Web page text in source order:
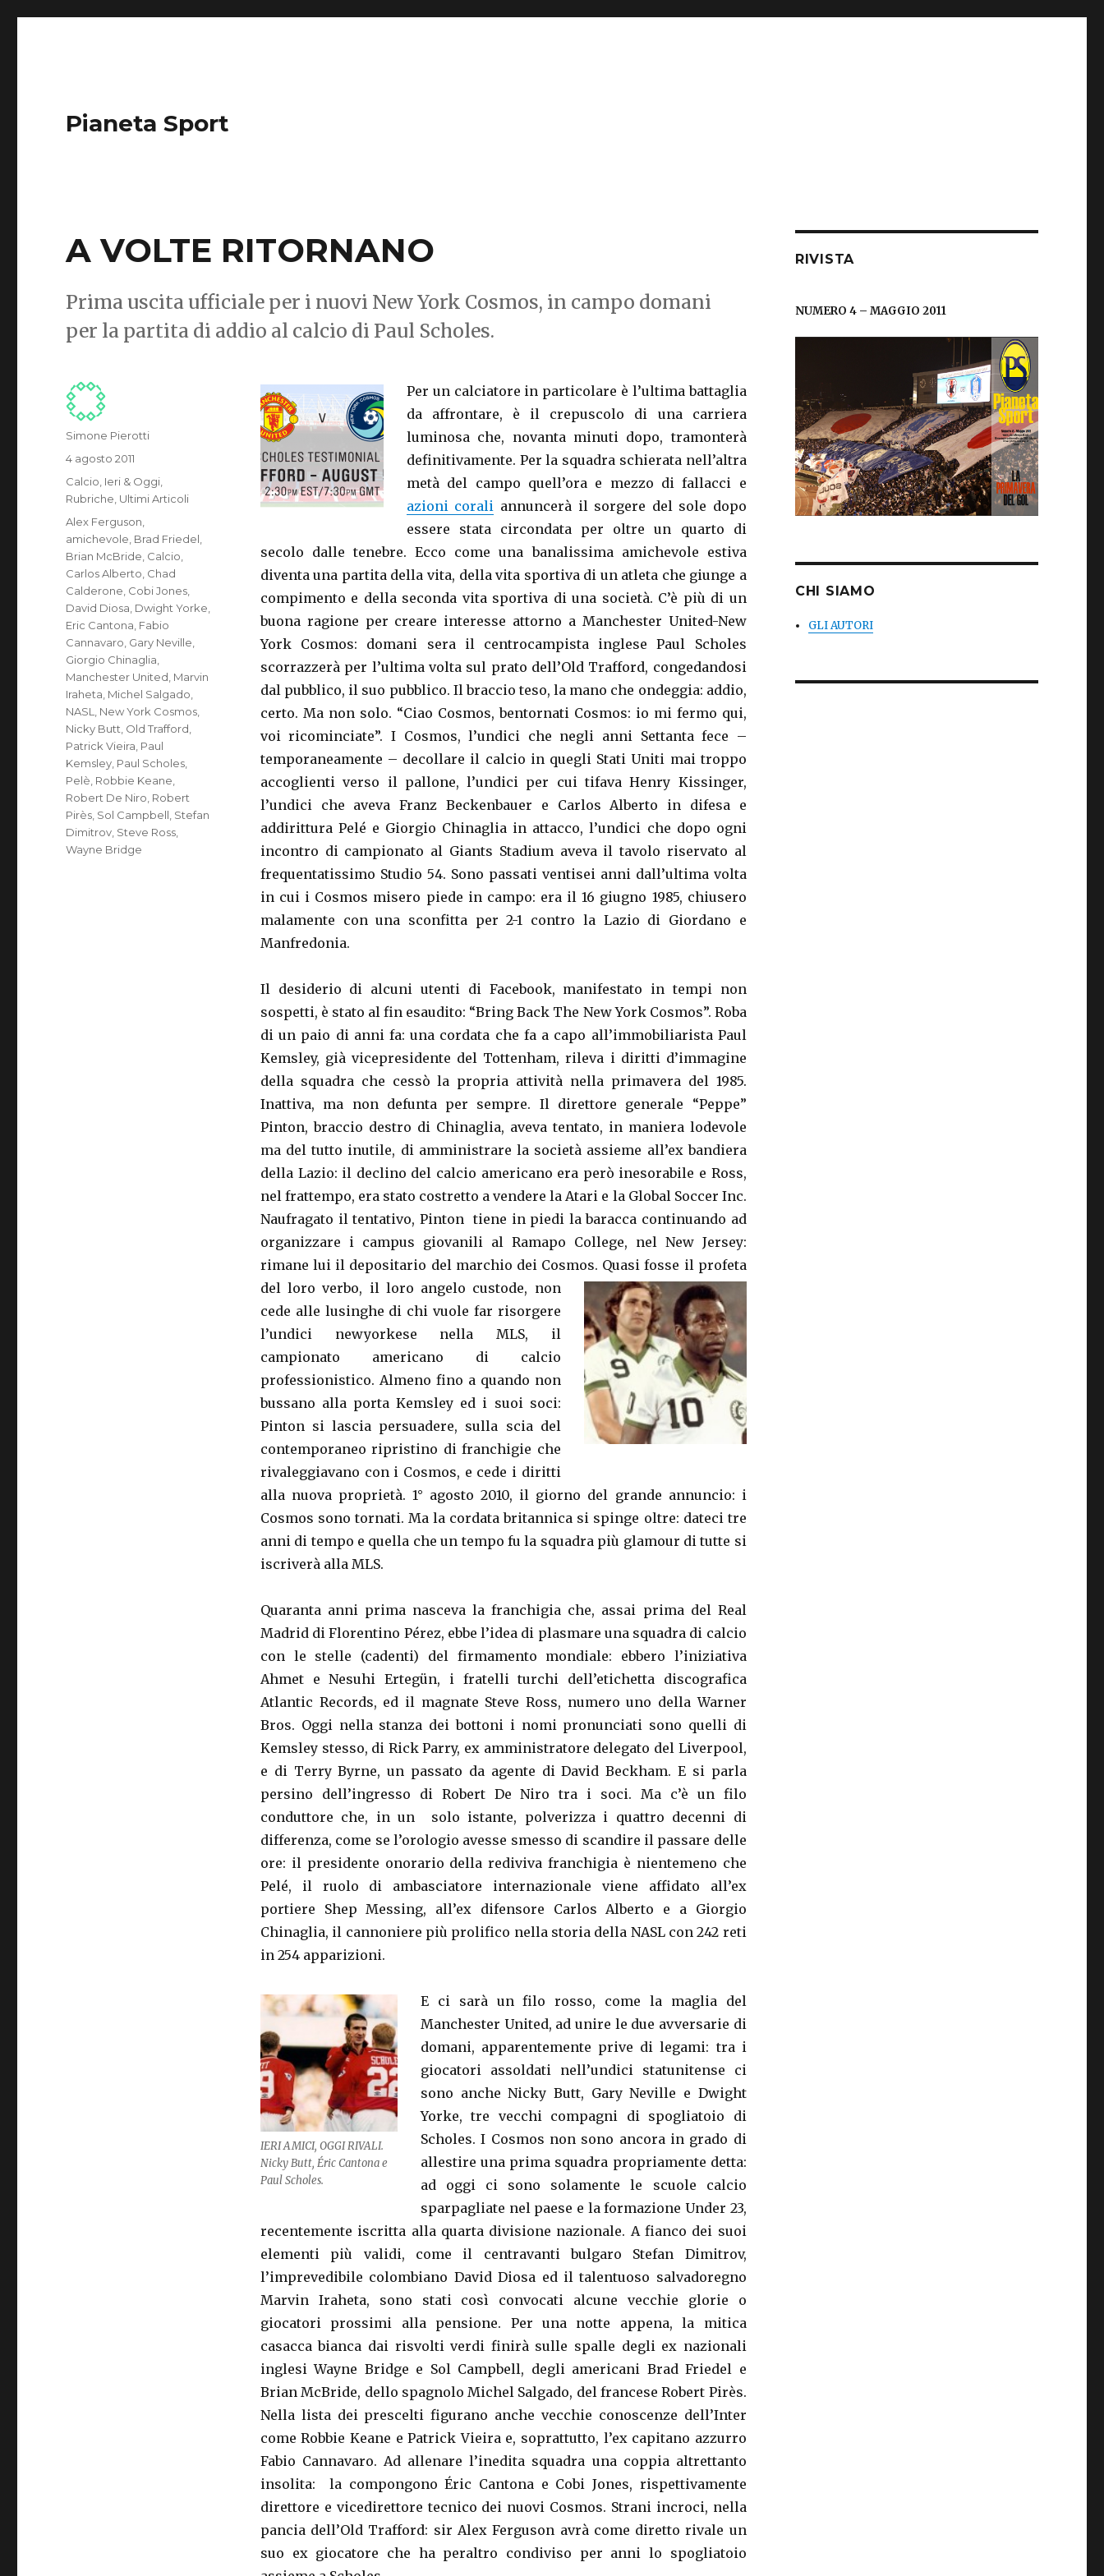
Pianeta Sport
A VOLTE RITORNANO
Prima uscita ufficiale per i nuovi New York Cosmos, in campo domani
per la partita di addio al calcio di Paul Scholes.
Per un calciatore in particolare è l’ultima battaglia
da affrontare, è il crepuscolo di una carriera
luminosa che, novanta minuti dopo, tramonterà
definitivamente. Per la squadra schierata nell’altra
metà del campo quell’ora e mezzo di fallacci e
azioni corali annuncerà il sorgere del sole dopo
essere stata circondata per oltre un quarto di
secolo dalle tenebre. Ecco come una banalissima amichevole estiva
diventa una partita della vita, della vita sportiva di un atleta che giunge a
compimento e della seconda vita sportiva di una società. C’è più di un
buona ragione per creare interesse attorno a Manchester United-New
York Cosmos: domani sera il centrocampista inglese Paul Scholes
scorrazzerà per l’ultima volta sul prato dell’Old Trafford, congedandosi
dal pubblico, il suo pubblico. Il braccio teso, la mano che ondeggia: addio,
certo. Ma non solo. “Ciao Cosmos, bentornati Cosmos: io mi fermo qui,
voi ricominciate”. I Cosmos, l’undici che negli anni Settanta fece –
temporaneamente – decollare il calcio in quegli Stati Uniti mai troppo
accoglienti verso il pallone, l’undici per cui tifava Henry Kissinger,
l’undici che aveva Franz Beckenbauer e Carlos Alberto in difesa e
addirittura Pelé e Giorgio Chinaglia in attacco, l’undici che dopo ogni
incontro di campionato al Giants Stadium aveva il tavolo riservato al
frequentatissimo Studio 54. Sono passati ventisei anni dall’ultima volta
in cui i Cosmos misero piede in campo: era il 16 giugno 1985, chiusero
malamente con una sconfitta per 2-1 contro la Lazio di Giordano e
Manfredonia.
Il desiderio di alcuni utenti di Facebook, manifestato in tempi non
sospetti, è stato al fin esaudito: “Bring Back The New York Cosmos”. Roba
di un paio di anni fa: una cordata che fa a capo all’immobiliarista Paul
Kemsley, già vicepresidente del Tottenham, rileva i diritti d’immagine
della squadra che cessò la propria attività nella primavera del 1985.
Inattiva, ma non defunta per sempre. Il direttore generale “Peppe”
Pinton, braccio destro di Chinaglia, aveva tentato, in maniera lodevole
ma del tutto inutile, di amministrare la società assieme all’ex bandiera
della Lazio: il declino del calcio americano era però inesorabile e Ross,
nel frattempo, era stato costretto a vendere la Atari e la Global Soccer Inc.
Naufragato il tentativo, Pinton tiene in piedi la baracca continuando ad
organizzare i campus giovanili al Ramapo College, nel New Jersey:
rimane lui il depositario del marchio dei Cosmos. Quasi fosse il profeta
del loro verbo, il loro angelo custode, non
cede alle lusinghe di chi vuole far risorgere
l’undici newyorkese nella MLS, il
campionato americano di calcio
professionistico. Almeno fino a quando non
bussano alla porta Kemsley ed i suoi soci:
Pinton si lascia persuadere, sulla scia del
contemporaneo ripristino di franchigie che
rivaleggiavano con i Cosmos, e cede i diritti
alla nuova proprietà. 1° agosto 2010, il giorno del grande annuncio: i
Cosmos sono tornati. Ma la cordata britannica si spinge oltre: dateci tre
anni di tempo e quella che un tempo fu la squadra più glamour di tutte si
iscriverà alla MLS.
Quaranta anni prima nasceva la franchigia che, assai prima del Real
Madrid di Florentino Pérez, ebbe l’idea di plasmare una squadra di calcio
con le stelle (cadenti) del firmamento mondiale: ebbero l’iniziativa
Ahmet e Nesuhi Ertegün, i fratelli turchi dell’etichetta discografica
Atlantic Records, ed il magnate Steve Ross, numero uno della Warner
Bros. Oggi nella stanza dei bottoni i nomi pronunciati sono quelli di
Kemsley stesso, di Rick Parry, ex amministratore delegato del Liverpool,
e di Terry Byrne, un passato da agente di David Beckham. E si parla
persino dell’ingresso di Robert De Niro tra i soci. Ma c’è un filo
conduttore che, in un solo istante, polverizza i quattro decenni di
differenza, come se l’orologio avesse smesso di scandire il passare delle
ore: il presidente onorario della rediviva franchigia è nientemeno che
Pelé, il ruolo di ambasciatore internazionale viene affidato all’ex
portiere Shep Messing, all’ex difensore Carlos Alberto e a Giorgio
Chinaglia, il cannoniere più prolifico nella storia della NASL con 242 reti
in 254 apparizioni.
IERI AMICI, OGGI RIVALI.
Nicky Butt, Éric Cantona e
Paul Scholes.
E ci sarà un filo rosso, come la maglia del
Manchester United, ad unire le due avversarie di
domani, apparentemente prive di legami: tra i
giocatori assoldati nell’undici statunitense ci
sono anche Nicky Butt, Gary Neville e Dwight
Yorke, tre vecchi compagni di spogliatoio di
Scholes. I Cosmos non sono ancora in grado di
allestire una prima squadra propriamente detta:
ad oggi ci sono solamente le scuole calcio
sparpagliate nel paese e la formazione Under 23,
recentemente iscritta alla quarta divisione nazionale. A fianco dei suoi
elementi più validi, come il centravanti bulgaro Stefan Dimitrov,
l’imprevedibile colombiano David Diosa ed il talentuoso salvadoregno
Marvin Iraheta, sono stati così convocati alcune vecchie glorie o
giocatori prossimi alla pensione. Per una notte appena, la mitica
casacca bianca dai risvolti verdi finirà sulle spalle degli ex nazionali
inglesi Wayne Bridge e Sol Campbell, degli americani Brad Friedel e
Brian McBride, dello spagnolo Michel Salgado, del francese Robert Pirès.
Nella lista dei prescelti figurano anche vecchie conoscenze dell’Inter
come Robbie Keane e Patrick Vieira e, soprattutto, l’ex capitano azzurro
Fabio Cannavaro. Ad allenare l’inedita squadra una coppia altrettanto
insolita: la compongono Éric Cantona e Cobi Jones, rispettivamente
direttore e vicedirettore tecnico dei nuovi Cosmos. Strani incroci, nella
pancia dell’Old Trafford: sir Alex Ferguson avrà come diretto rivale un
suo ex giocatore che ha peraltro condiviso per anni lo spogliatoio
Autore
Simone Pierotti
Pubblicato
il
4 agosto 2011
Categorie
Calcio Ieri & Oggi
Rubriche Ultimi Articoli
Tag
Alex Ferguson
amichevole Brad Friedel
Brian McBride Calcio
Carlos Alberto Chad
Calderone Cobi Jones
David Diosa Dwight Yorke
Eric Cantona Fabio
Cannavaro Gary Neville
Giorgio Chinaglia
Manchester United Marvin
Iraheta Michel Salgado
NASL
New York Cosmos
Nicky Butt Old Trafford
Patrick Vieira Paul
Kemsley Paul Scholes
Pelè Robbie Keane
Robert De Niro Robert
Pirès Sol Campbell Stefan
Dimitrov Steve Ross
Wayne Bridge
RIVISTA
NUMERO 4 – MAGGIO 2011
CHI SIAMO
GLI AUTORI